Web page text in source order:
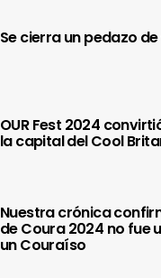
Se cierra un pedazo
OUR Fest 2024
la capital del Cool
Nuestra crónica
de Coura 2024 no fue
un Couraíso